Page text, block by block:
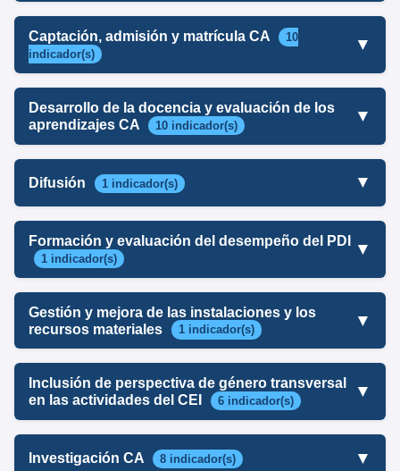
Captación, admisión y matrícula CA
10
indicador(s)
▼
Desarrollo de la docencia y evaluación de los
aprendizajes CA
10 indicador(s)
▼
Difusión 1 indicador(s) ▼
Formación y evaluación del desempeño del PDI
1 indicador(s)
▼
Gestión y mejora de las instalaciones y los
recursos materiales
1 indicador(s)
▼
Inclusión de perspectiva de género transversal
en las actividades del CEI
6 indicador(s)
▼
Investigación CA 8 indicador(s) ▼